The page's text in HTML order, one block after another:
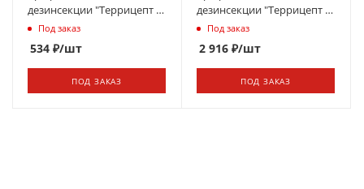
дезинсекции "Террицепт -
Кварц" 130г
Под заказ
534 ₽/шт
ПОД ЗАКАЗ
дезинсекции "Террицепт -
Кварц" 1000г
Под заказ
2 916 ₽/шт
ПОД ЗАКАЗ